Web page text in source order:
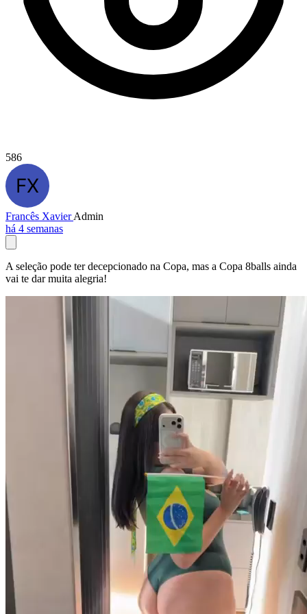
586
Francês XavierAdmin
há 4 semanas
A seleção pode ter decepcionado na Copa, mas a Copa 8balls ainda
vai te dar muita alegria!